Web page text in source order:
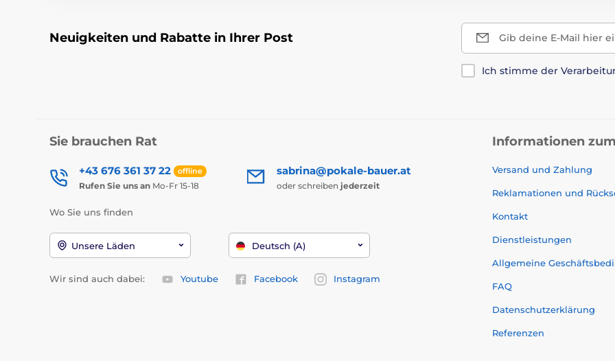
Neuigkeiten und Rabatte in Ihrer Post Gib deine E-Mail hier
Ich stimme der
Sie brauchen Rat
+43 676 361 37 22 offline
Rufen Sie uns an Mo-Fr 15-18
sabrina@pokale-bauer.at
oder schreiben jederzeit
Wo Sie uns finden
Unsere Läden Deutsch (A)
Wir sind auch dabei: Youtube Facebook Instagram
Informationen
Versand und Zahlung
Reklamationen und
Kontakt
Dienstleistungen
Allgemeine
FAQ
Datenschutzerklärung
Referenzen